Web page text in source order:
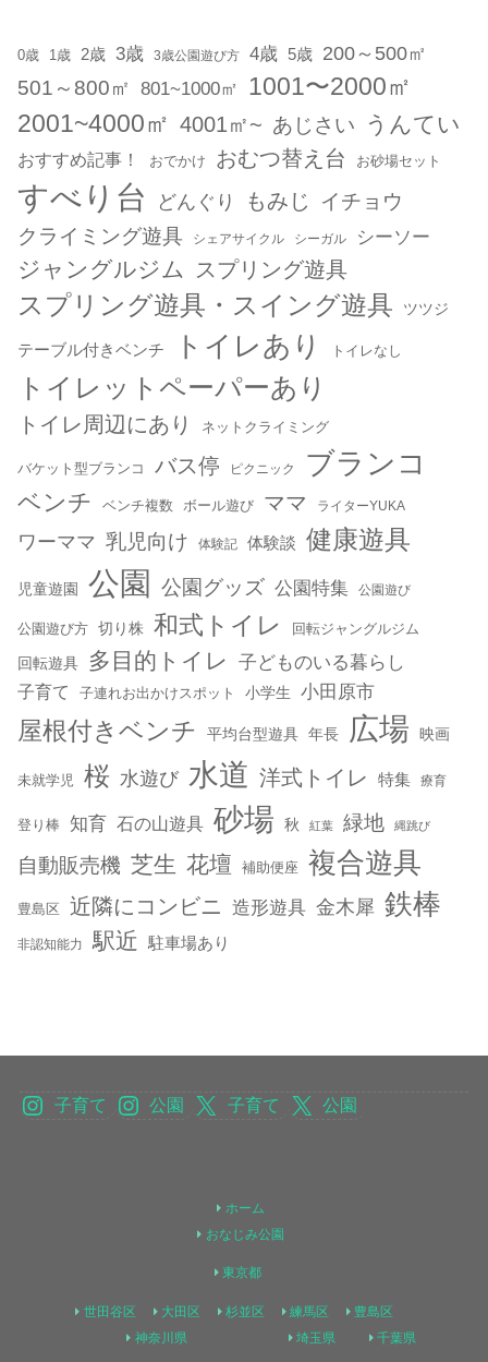
0歳 1歳 2歳 3歳 3歳公園遊び方 4歳 5歳 200～500㎡
501～800㎡ 801~1000㎡
1001〜2000㎡
2001~4000㎡ 4001㎡~ あじさい うんてい
おすすめ記事！ おでかけ おむつ替え台 お砂場セット
すべり台 どんぐり もみじ
イチョウ
クライミング遊具
シェアサイクル シーガル シーソー
ジャングルジム スプリング遊具
スプリング遊具・スイング遊具 ツツジ
テーブル付きベンチ トイレあり トイレなし
トイレットペーパーあり
トイレ周辺にあり ネットクライミング
バケット型ブランコ バス停 ピクニック ブランコ
ベンチ ベンチ複数 ボール遊び ママ ライターYUKA
ワーママ 乳児向け 体験記 体験談 健康遊具
児童遊園 公園 公園グッズ 公園特集 公園遊び
公園遊び方 切り株 和式トイレ 回転ジャングルジム
回転遊具 多目的トイレ 子どものいる暮らし
子育て 子連れお出かけスポット 小学生 小田原市
屋根付きベンチ 平均台型遊具 年長 広場 映画
未就学児 桜 水遊び 水道 洋式トイレ 特集 療育
登り棒 知育 石の山遊具 砂場 秋 紅葉 緑地 縄跳び
自動販売機 芝生 花壇 補助便座 複合遊具
豊島区 近隣にコンビニ 造形遊具 金木犀 鉄棒
非認知能力 駅近 駐車場あり
子育て 公園 子育て 公園
ホーム
おなじみ公園
東京都
世田谷区 大田区 杉並区 練馬区
豊島区
神奈川県
埼玉県 千葉県